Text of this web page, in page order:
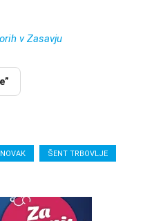
v Zasavju
ŠENT TRBOVLJE